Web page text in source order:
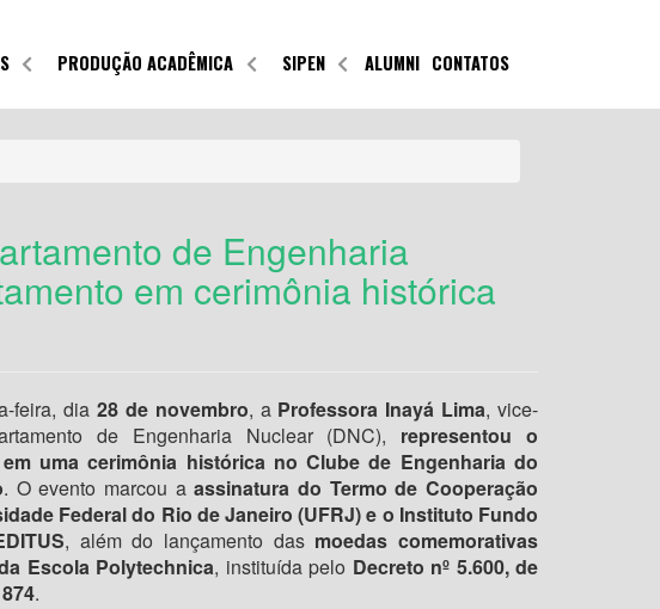
PRODUÇÃO ACADÊMICA SIPEN ALUMNI CONTATOS
de Engenharia
em cerimônia histórica
feira, dia 28 de novembro, a Professora Inayá Lima, vice-
de Engenharia Nuclear (DNC), representou o
em uma cerimônia histórica no Clube de Engenharia do
. O evento marcou aassinatura do Termo de Cooperação
Federal do Rio de Janeiro (UFRJ) e o Instituto Fundo
, além do lançamento das moedas comemorativas
Escola Polytechnica, instituída pelo Decreto nº 5.600, de
.